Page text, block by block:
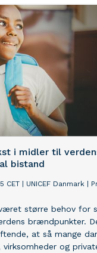
og personlige kriser.
webunivers om
ved at bruge en
i midler til
bistand
CET UNICEF Danmark
større behov for
brændpunkter.
at så mange
virksomheder og